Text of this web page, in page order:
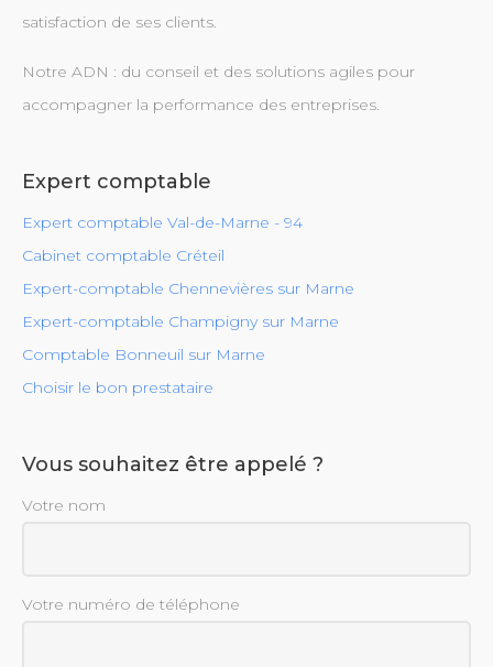
satisfaction de ses clients.
Notre ADN : du conseil et des solutions agiles pour
accompagner la performance des entreprises.
Expert comptable
Expert comptable Val-de-Marne - 94
Cabinet comptable Créteil
Expert-comptable Chennevières sur Marne
Expert-comptable Champigny sur Marne
Comptable Bonneuil sur Marne
Choisir le bon prestataire
Vous souhaitez être appelé ?
Votre nom
Votre numéro de téléphone